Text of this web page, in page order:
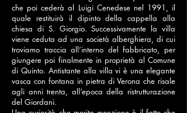
che poi cederà al Luigi Cenedese nel 1991, il
quale restituirà il dipinto della cappella alla
chiesa di S. Giorgio. Successivamente la villa
viene ceduta ad una società alberghiera, di cui
troviamo traccia all’interno del fabbricato, per
giungere poi finalmente in proprietà al Comune
di Quinto. Antistante alla villa vi è una elegante
vasca con fontana in pietra di Verona che risale
agli anni trenta, all’epoca della ristrutturazione
del Giordani.